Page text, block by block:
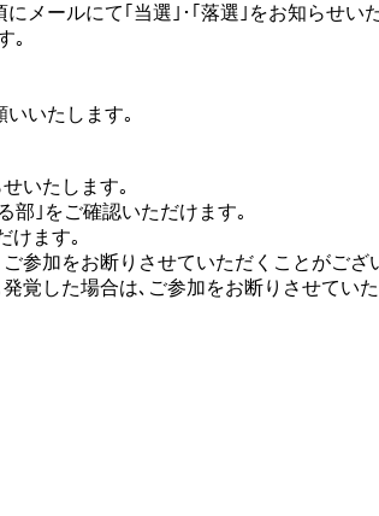
メールにて｢当選｣･｢落選｣をお知らせい
｡
いたします｡
いたします｡
部｣をご確認いただけます｡
けます｡
参加をお断りさせていただくことがござ
覚した場合は､ご参加をお断りさせてい